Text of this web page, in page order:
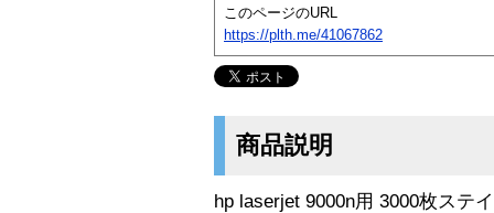
このページのURL
https://plth.me/41067862
商品説明
hp laserjet 9000n用 3000枚ステ